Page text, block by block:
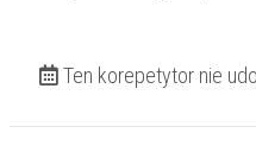
Ten korepetytor nie